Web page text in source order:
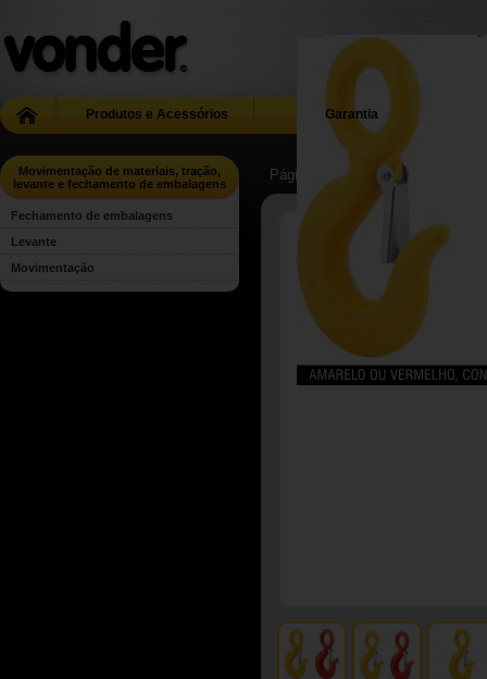
Produtos e Acessórios Garantia
Movimentação de materiais, tração,
levante e fechamento de embalagens
Fechamento de embalagens
Levante
Movimentação
Página Inicial |